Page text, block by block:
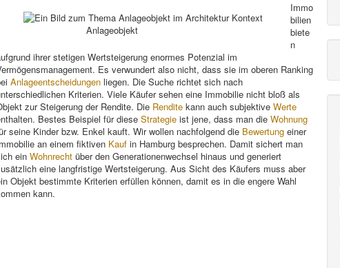
Anlageobjekt
Immo
bilien
biete
n
ihrer stetigen Wertsteigerung enormes Potenzial im
Es verwundert also nicht, dass sie im oberen Ranking
Anlageentscheidungen liegen. Die Suche richtet sich nach
Kriterien. Viele Käufer sehen eine Immobilie nicht bloß als
zur Steigerung der Rendite. Die Rendite kann auch subjektive Werte
Bestes Beispiel für diese Strategie ist jene, dass man die Wohnung
seine Kinder bzw. Enkel kauft. Wir wollen nachfolgend die Bewertung einer
an einem fiktiven Kauf in Hamburg besprechen. Damit sichert man
ein Wohnrecht über den Generationenwechsel hinaus und generiert
eine langfristige Wertsteigerung. Aus Sicht des Käufers muss aber
Objekt bestimmte Kriterien erfüllen können, damit es in die engere Wahl
kann.